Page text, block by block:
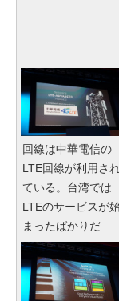
回線は中華電信の
LTE回線が利用さ
ている。台湾では
LTEのサービスが
まったばかりだ